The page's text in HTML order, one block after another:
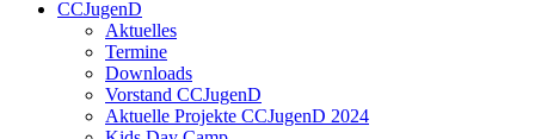
CCJugenD
Aktuelles
Termine
Downloads
Vorstand CCJugenD
Aktuelle Projekte CCJugenD 2024